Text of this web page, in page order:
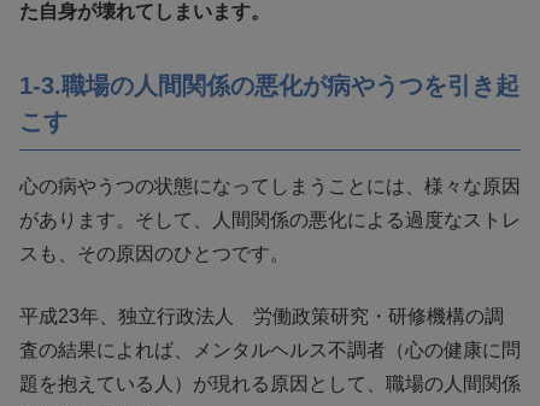
た自身が壊れてしまいます。
1-3.職場の人間関係の悪化が病やうつを引き起
こす
心の病やうつの状態になってしまうことには、様々な原因
があります。そして、人間関係の悪化による過度なストレ
スも、その原因のひとつです。
平成23年、独立行政法人 労働政策研究・研修機構の調
査の結果によれば、メンタルヘルス不調者（心の健康に問
題を抱えている人）が現れる原因として、職場の人間関係